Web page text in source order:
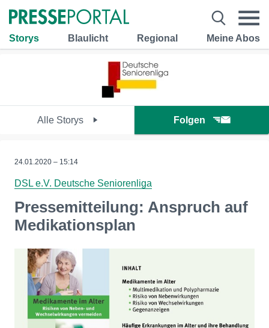
Storys Blaulicht Regional Meine Abos
Alle Storys Folgen
24.01.2020 – 15:14
DSL e.V. Deutsche Seniorenliga
Pressemitteilung: Anspruch auf
Medikationsplan